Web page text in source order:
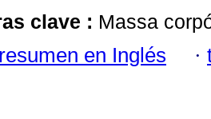
clave : Massa
resumen en Inglés ·